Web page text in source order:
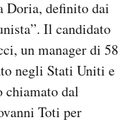
Doria, definito dai
Il candidato
un manager di 58
negli Stati Uniti e
chiamato dal
Toti per